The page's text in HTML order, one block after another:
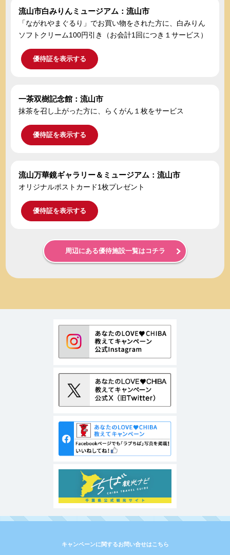
流山市白みりんミュージアム：流山市
「ながれやまぐるり」でお買い物をされた方に、白みりん
ソフトクリーム100円引き（お会計1回につき１サービス）
優待証を表示する
一茶双樹記念館：流山市
抹茶を召し上がった方に、らくがん１枚をサービス
優待証を表示する
流山万華鏡ギャラリー＆ミュージアム：流山市
オリジナルポストカード1枚プレゼント
優待証を表示する
周辺にある優待施設一覧はコチラ
キャンペーンに関するお問い合せはこちら